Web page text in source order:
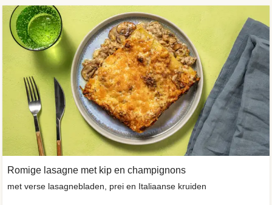
Romige lasagne met kip en champignons
met verse lasagnebladen, prei en Italiaanse kruiden